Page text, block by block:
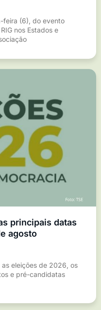
feira (6), do evento
nos Estados e
principais datas
agosto
as eleições de 2026, os
e pré-candidatas